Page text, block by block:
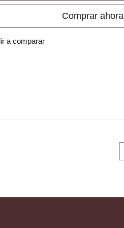
Comprar ahora
a comparar